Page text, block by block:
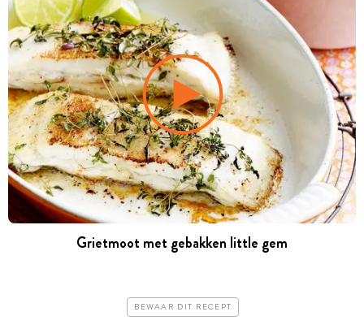
Grietmoot met gebakken little gem
BEWAAR DIT RECEPT